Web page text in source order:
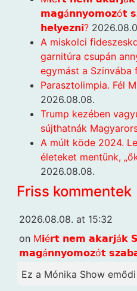
𝗺𝗮𝗴á𝗻𝗻𝘆𝗼𝗺𝗼𝘇ó𝘁
𝗵𝗲𝗹𝘆𝗲𝘇𝗻𝗶?
A miskolci
garnitúra csupán
egymást a Szinvába
Parasztolimpia. Fél
2026.08.08.
Trump kezében
sújthatnák
A múlt köde 2024.
életeket mentünk,
2026.08.08.
Friss kommentek
2026.08.08. at 15:32
on M𝗶é𝗿𝘁 𝗻𝗲𝗺 𝗮𝗸𝗮𝗿𝗷á𝗸
𝗺𝗮𝗴á𝗻𝗻𝘆𝗼𝗺𝗼𝘇ó𝘁
Ez a Mónika Show emődi